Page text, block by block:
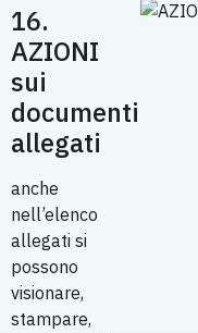
16.
AZIONI
sui
documenti
allegati
anche
nell’elenco
allegati si
possono
visionare,
stampare,